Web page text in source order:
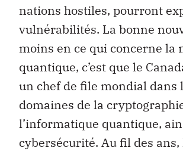
nations hostiles, pourront
vulnérabilités. La bonne
moins en ce qui concerne la
quantique, c’est que le
un chef de file mondial dans
domaines de la
l’informatique quantique,
cybersécurité. Au fil des ans,